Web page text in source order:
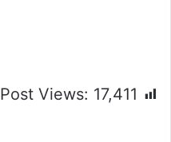
Post Views: 17,411